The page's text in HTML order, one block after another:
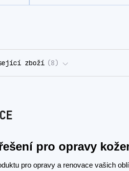
zboží 8
pro opravy
pro opravy a renovace vašich